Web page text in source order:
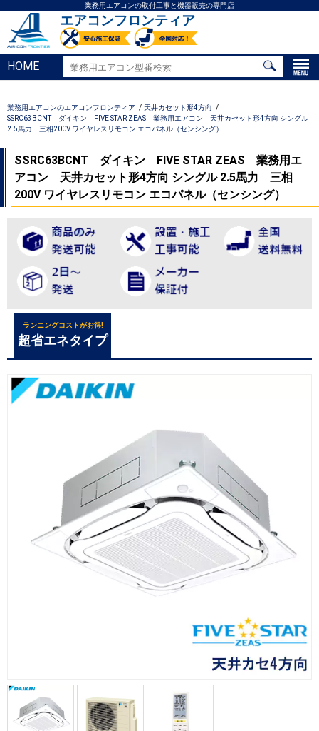
業務用エアコンの取付工事と機器販売の専門店
エアコンフロンティア
HOME
業務用エアコンのエアコンフロンティア
天井カセット形4方向
SSRC63BCNT ダイキン FIVE STAR ZEAS 業務用エアコン 天井カセット形4方向 シングル
2.5馬力 三相200V ワイヤレスリモコン エコパネル（センシング）
SSRC63BCNT ダイキン FIVE STAR ZEAS 業務用エ
アコン 天井カセット形4方向 シングル 2.5馬力 三相
200V ワイヤレスリモコン エコパネル（センシング）
ランニングコストがお得!
超省エネタイプ